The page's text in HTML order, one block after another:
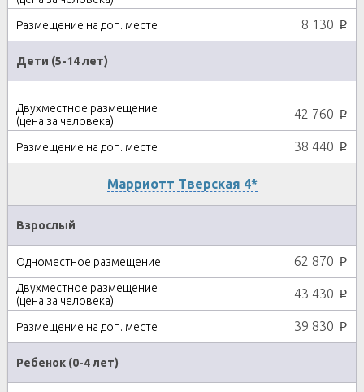
8 130 p
Дети (5-14 лет)
42 760 p
38 440 p
Марриотт Тверская 4*
Взрослый
62 870 p
43 430 p
39 830 p
Ребенок (0-4 лет)